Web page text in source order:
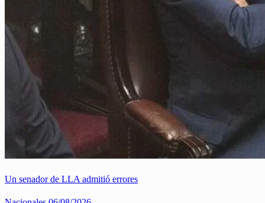
Un senador de LLA admitió errores